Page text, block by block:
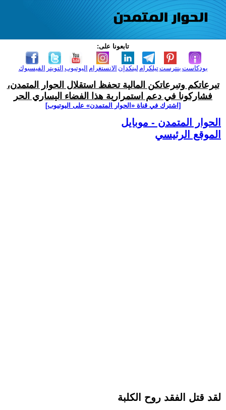
تابعونا على:
الفيسبوك التويتر اليوتيوب الانستغرام لينكدإن تيلكرامبنترست بودكاست
تبرعاتكم وتبرعاتكن المالية تحفظ استقلال الحوار المتمدن،
فشاركونا في دعم استمرارية هذا الفضاء اليساري الحر
[اشترك في قناة ‫«الحوار المتمدن» على اليوتيوب]
الحوار المتمدن - موبايل
الموقع الرئيسي
لقد قتل الفقد روح الكلبة